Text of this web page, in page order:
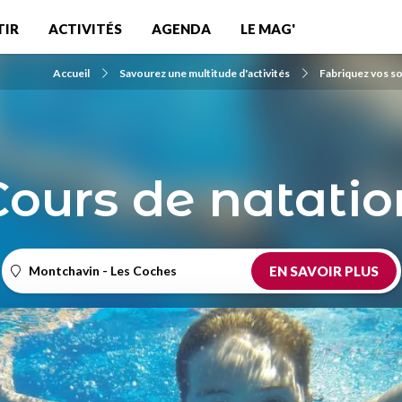
ACTIVITÉS AGENDA LE MAG'
Accueil Savourez une multitude d'activités Fabriquez vos
de
Montchavin - Les Coches EN SAVOIR PLUS